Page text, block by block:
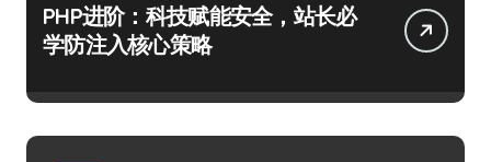
PHP进阶：科技赋能安全，站长必
学防注入核心策略